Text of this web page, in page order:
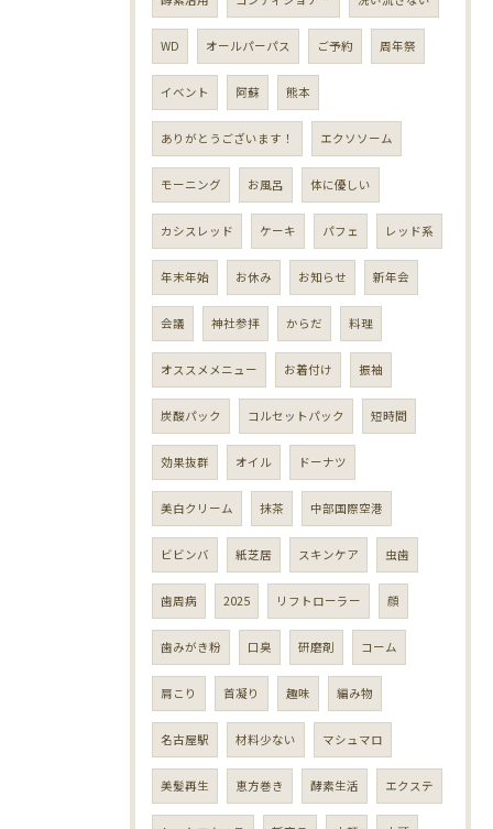
WD オールパーパス ご予約 周年祭
イベント 阿蘇 熊本
ありがとうございます！ エクソソーム
モーニング お風呂 体に優しい
カシスレッド ケーキ パフェ レッド系
年末年始 お休み お知らせ 新年会
会議 神社参拝 からだ 料理
オススメメニュー お着付け 振袖
炭酸パック コルセットパック 短時間
効果抜群 オイル ドーナツ
美白クリーム 抹茶 中部国際空港
ビビンバ 紙芝居 スキンケア 虫歯
歯周病 2025 リフトローラー 顔
歯みがき粉 口臭 研磨剤 コーム
肩こり 首凝り 趣味 編み物
名古屋駅 材料少ない マシュマロ
美髪再生 恵方巻き 酵素生活 エクステ